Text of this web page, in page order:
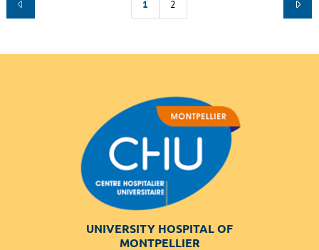
1 2
UNIVERSITY HOSPITAL OF
MONTPELLIER